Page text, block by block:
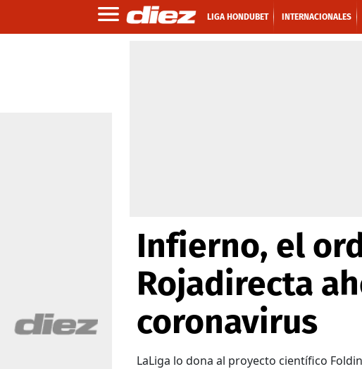
LIGA HONDUBET INTERNACIONALES
Infierno, el
Rojadirecta
coronavirus
LaLiga lo dona al proyecto científico